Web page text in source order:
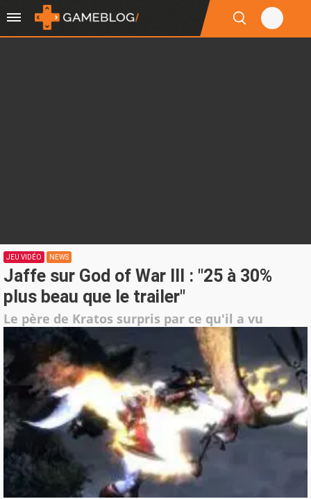
JEU VIDÉO NEWS
Jaffe sur God of War III : "25 à 30%
plus beau que le trailer"
Le père de Kratos surpris par ce qu'il a vu